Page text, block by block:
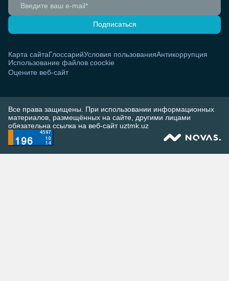
Подписаться
Карта сайтаГлоссарийУсловия пользованияАнтикоррупция
Использование файлов coockie
Оцените веб-сайт
Все права защищены. При использовании информационных
материалов, размещённых на сайте, другими лицами
обязательна ссылка на веб-сайт uztmk.uz